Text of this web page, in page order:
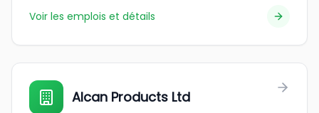
Voir les emplois et détails
Alcan Products Ltd